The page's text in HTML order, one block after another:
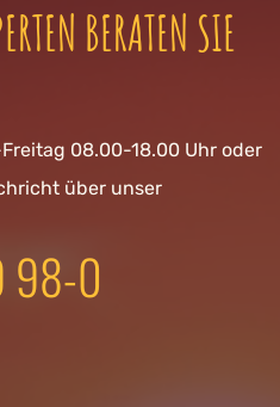
BERATEN SIE
08.00-18.00 Uhr oder
über unser
98-0